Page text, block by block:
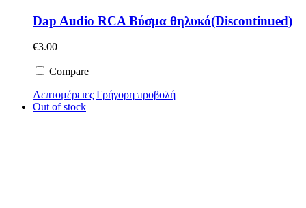
Dap Audio RCA Βύσμα θηλυκό(Discontinued)
€3.00
Compare
Λεπτομέρειες Γρήγορη προβολή
Out of stock